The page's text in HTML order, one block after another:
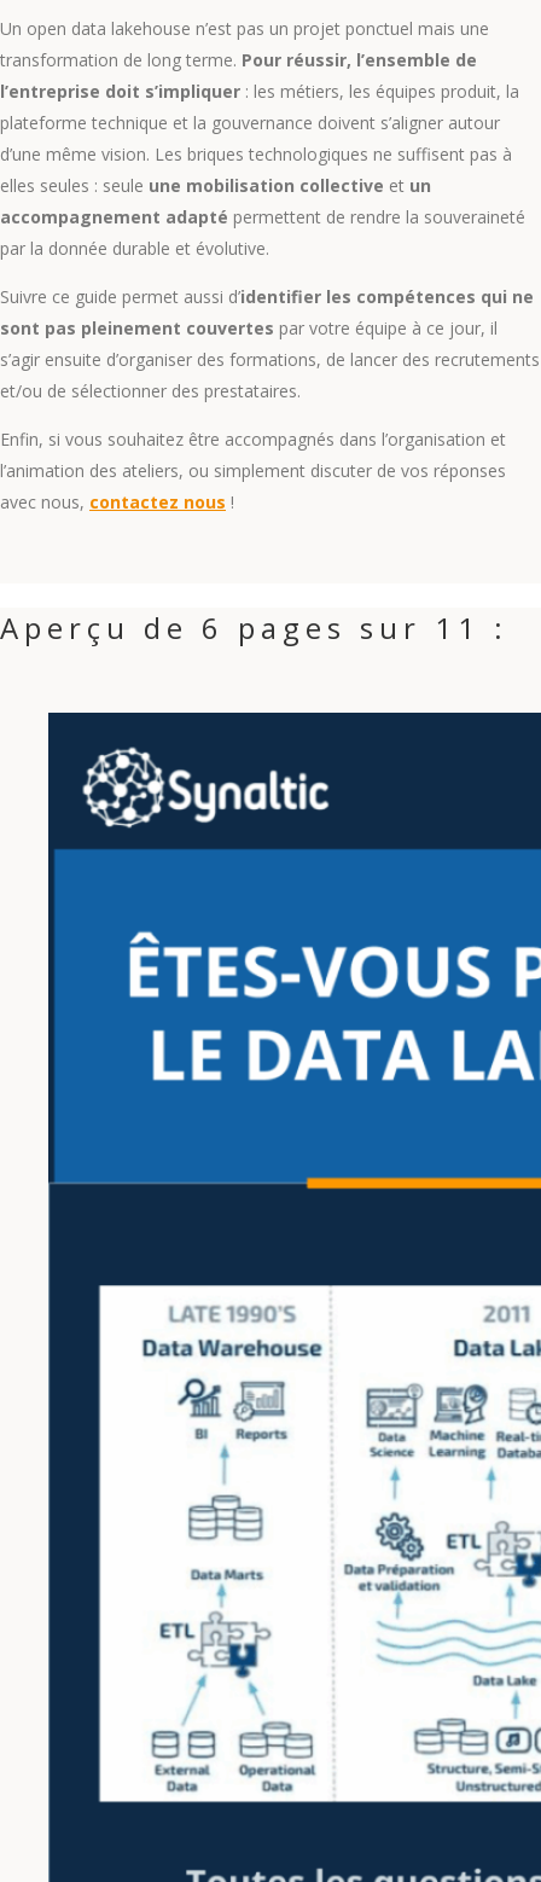
Un open data lakehouse n’est pas un projet ponctuel mais une
transformation de long terme. Pour réussir, l’ensemble de
l’entreprise doit s’impliquer : les métiers, les équipes produit, la
plateforme technique et la gouvernance doivent s’aligner autour
d’une même vision. Les briques technologiques ne suffisent pas à
elles seules : seule une mobilisation collective et un
accompagnement adapté permettent de rendre la souveraineté
par la donnée durable et évolutive.
Suivre ce guide permet aussi d’identifier les compétences qui ne
sont pas pleinement couvertes par votre équipe à ce jour, il
s’agir ensuite d’organiser des formations, de lancer des recrutements
et/ou de sélectionner des prestataires.
Enfin, si vous souhaitez être accompagnés dans l’organisation et
l’animation des ateliers, ou simplement discuter de vos réponses
avec nous, contactez nous !
Aperçu de 6 pages sur 11 :